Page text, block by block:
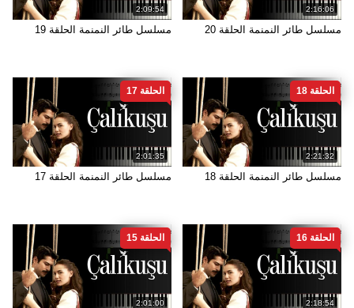
2:16:06
مسلسل طائر النمنمة الحلقة 20
2:09:54
مسلسل طائر النمنمة الحلقة 19
2:21:32
الحلقة 18
مسلسل طائر النمنمة الحلقة 18
2:01:35
الحلقة 17
مسلسل طائر النمنمة الحلقة 17
2:18:54
الحلقة 16
2:01:00
الحلقة 15